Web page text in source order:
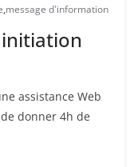
,message d'information
assistance Web
donner 4h de